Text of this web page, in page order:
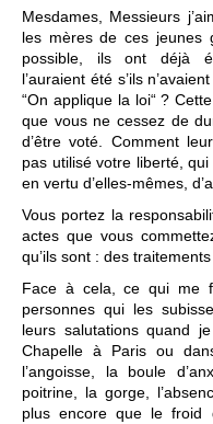
Mesdames, Messieurs
les mères de ces jeunes
possible, ils ont déjà
l’auraient été s’ils
“On applique la loi“ ?
que vous ne cessez de
d’être voté. Comment
pas utilisé votre liberté,
en vertu d’elles-mêmes,
Vous portez la
actes que vous
qu’ils sont : des
Face à cela, ce qui me
personnes qui les
leurs salutations quand
Chapelle à Paris ou
l’angoisse, la boule
poitrine, la gorge,
plus encore que le froid